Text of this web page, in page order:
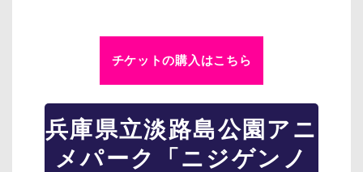
チケットの購入はこちら
兵庫県立淡路島公園アニ
メパーク「ニジゲンノ